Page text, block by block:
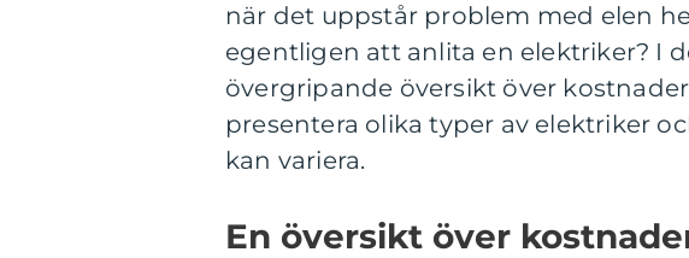
när det uppstår problem med elen
egentligen att anlita en elektriker? I
övergripande översikt över
presentera olika typer av elektriker
kan variera.
En översikt över